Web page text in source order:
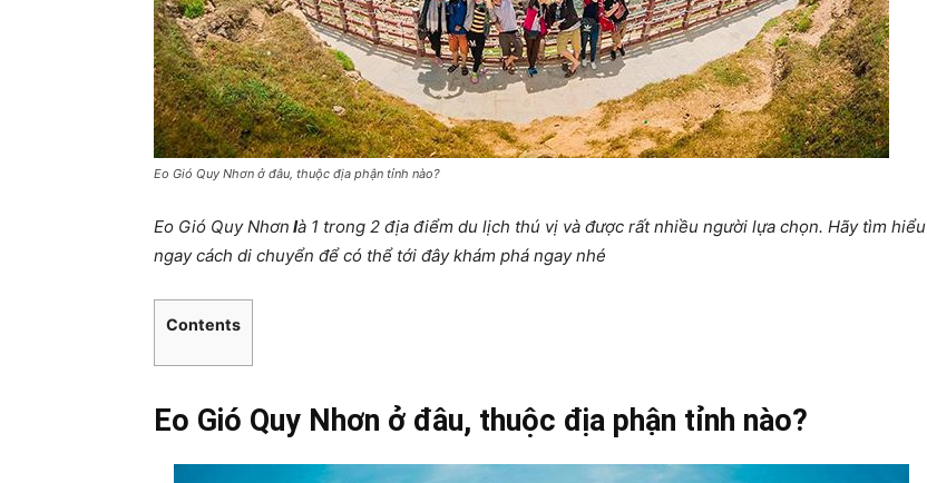
Eo Gió Quy Nhơn ở đâu, thuộc địa phận tỉnh nào?
Eo Gió Quy Nhơn là 1 trong 2 địa điểm du lịch thú vị và được rất nhiều người lựa chọn. Hãy tìm hiểu
ngay cách di chuyển để có thể tới đây khám phá ngay nhé
Contents
Eo Gió Quy Nhơn ở đâu, thuộc địa phận tỉnh nào?